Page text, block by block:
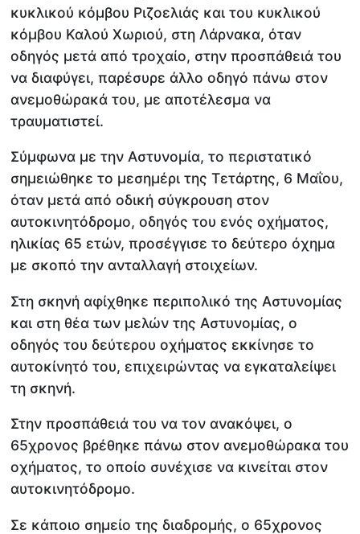
κυκλικού κόμβου Ριζοελιάς και του κυκλικού
κόμβου Καλού Χωριού, στη Λάρνακα, όταν
οδηγός μετά από τροχαίο, στην προσπάθειά του
να διαφύγει, παρέσυρε άλλο οδηγό πάνω στον
ανεμοθώρακά του, με αποτέλεσμα να
τραυματιστεί.
Σύμφωνα με την Αστυνομία, το περιστατικό
σημειώθηκε το μεσημέρι της Τετάρτης, 6 Μαΐου,
όταν μετά από οδική σύγκρουση στον
αυτοκινητόδρομο, οδηγός του ενός οχήματος,
ηλικίας 65 ετών, προσέγγισε το δεύτερο όχημα
με σκοπό την ανταλλαγή στοιχείων.
Στη σκηνή αφίχθηκε περιπολικό της Αστυνομίας
και στη θέα των μελών της Αστυνομίας, ο
οδηγός του δεύτερου οχήματος εκκίνησε το
αυτοκίνητό του, επιχειρώντας να εγκαταλείψει
τη σκηνή.
Στην προσπάθειά του να τον ανακόψει, ο
65χρονος βρέθηκε πάνω στον ανεμοθώρακα του
οχήματος, το οποίο συνέχισε να κινείται στον
αυτοκινητόδρομο.
Σε κάποιο σημείο της διαδρομής, ο 65χρονος